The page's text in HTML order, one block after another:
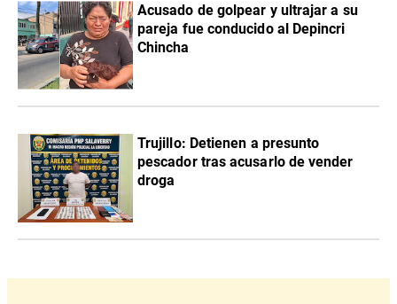
Acusado de golpear y ultrajar a su
pareja fue conducido al Depincri
Chincha
Trujillo: Detienen a presunto
pescador tras acusarlo de vender
droga